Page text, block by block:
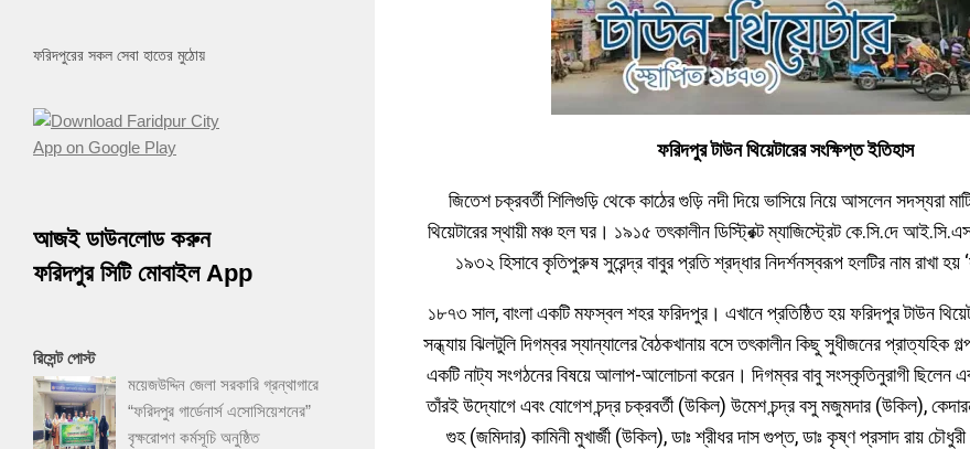
ফরিদপুর টাউন থিয়েটারের সংক্ষিপ্ত ইতিহাস
জিতেশ চক্রবর্তী শিলিগুড়ি থেকে কাঠের গুড়ি নদী দিয়ে ভাসিয়ে নিয়ে আসলেন সদস্যরা
থিয়েটারের স্থায়ী মঞ্চ হল ঘর। ১৯১৫ তৎকালীন ডিস্ট্রিক্ট ম্যাজিস্ট্রেট কে.সি.দে
১৯৩২ হিসাবে কৃতিপুরুষ সুরেন্দ্র বাবুর প্রতি শ্রদ্ধার নিদর্শনস্বরূপ হলটির নাম রাখা হয়
১৮৭৩ সাল, বাংলা একটি মফস্বল শহর ফরিদপুর। এখানে প্রতিষ্ঠিত হয় ফরিদপুর টাউন
সন্ধ্যায় ঝিলটুলি দিগম্বর স্যান্যালের বৈঠকখানায় বসে তৎকালীন কিছু সুধীজনের প্রাত্যহিক
একটি নাট্য সংগঠনের বিষয়ে আলাপ-আলোচনা করেন। দিগম্বর বাবু সংস্কৃতিনুরাগী ছিলেন
তাঁরই উদ্যোগে এবং যোগেশ চন্দ্র চক্রবর্তী (উকিল) উমেশ চন্দ্র বসু মজুমদার (উকিল),
গুহ (জমিদার) কামিনী মুখার্জী (উকিল), ডাঃ শ্রীধর দাস গুপ্ত, ডাঃ কৃষ্ণ প্রসাদ রায়
ফরিদপুরের সকল সেবা হাতের মুঠোয়
আজই ডাউনলোড করুন
ফরিদপুর সিটি মোবাইল App
রিসেন্ট পোস্ট
ময়েজউদ্দিন জেলা সরকারি গ্রন্থাগারে
“ফরিদপুর গার্ডেনার্স এসোসিয়েশনের”
বৃক্ষরোপণ কর্মসূচি অনুষ্ঠিত